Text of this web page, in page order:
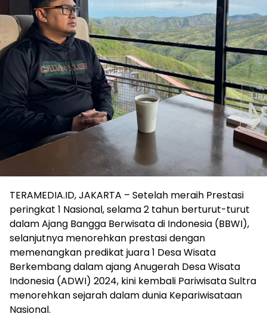
TERAMEDIA.ID, JAKARTA – Setelah meraih Prestasi
peringkat 1 Nasional, selama 2 tahun berturut-turut
dalam Ajang Bangga Berwisata di Indonesia (BBWI),
selanjutnya menorehkan prestasi dengan
memenangkan predikat juara 1 Desa Wisata
Berkembang dalam ajang Anugerah Desa Wisata
Indonesia (ADWI) 2024, kini kembali Pariwisata Sultra
menorehkan sejarah dalam dunia Kepariwisataan
Nasional.